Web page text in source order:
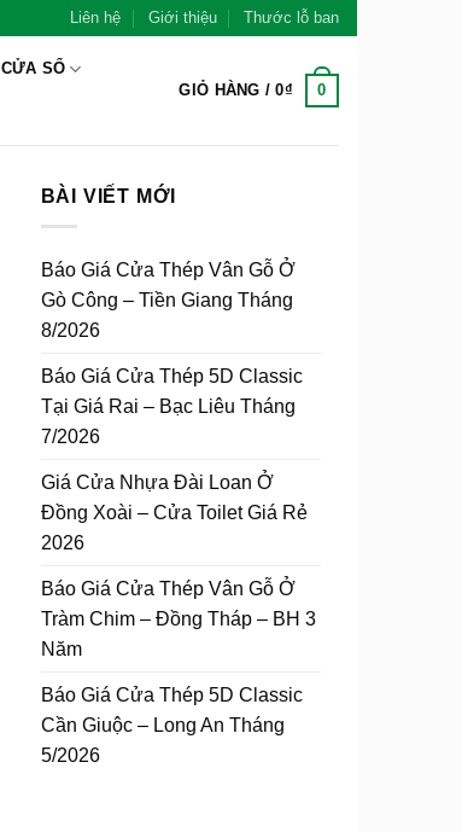
Liên hệ Giới thiệu Thước lỗ ban
CỬA SỔ
GIỎ HÀNG /0₫ 0
BÀI VIẾT MỚI
Báo Giá Cửa Thép Vân Gỗ Ở
Gò Công – Tiền Giang Tháng
8/2026
Báo Giá Cửa Thép 5D Classic
Tại Giá Rai – Bạc Liêu Tháng
7/2026
Giá Cửa Nhựa Đài Loan Ở
Đồng Xoài – Cửa Toilet Giá Rẻ
2026
Báo Giá Cửa Thép Vân Gỗ Ở
Tràm Chim – Đồng Tháp – BH 3
Năm
Báo Giá Cửa Thép 5D Classic
Cần Giuộc – Long An Tháng
5/2026